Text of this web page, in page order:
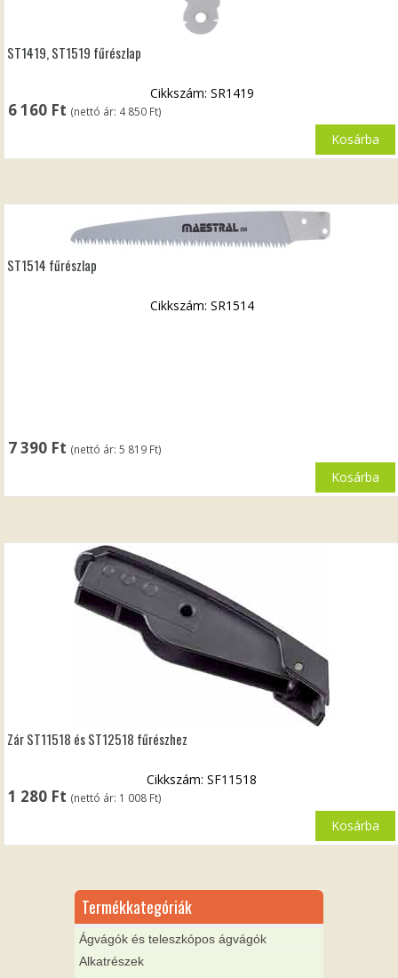
ST1419, ST1519 fűrészlap
6 160 Ft (nettó ár: 4 850 Ft)
Cikkszám: SR1419
Kosárba
ST1514 fűrészlap
7 390 Ft (nettó ár:5 819 Ft)
Cikkszám: SR1514
Kosárba
Zár ST11518 és ST12518 fűrészhez
1 280 Ft (nettó ár: 1 008 Ft)
Cikkszám: SF11518
Kosárba
Termékkategóriák
Ágvágók és teleszkópos ágvágók
Alkatrészek